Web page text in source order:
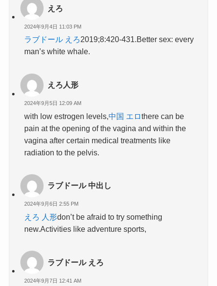
えろ
2024年9月4日 11:03 PM
ラブドール えろ2019;8:420-431.Better sex: every
man’s white whale.
えろ人形
2024年9月5日 12:09 AM
with low estrogen levels,中国 エロthere can be
pain at the opening of the vagina and within the
vagina after certain medical treatments like
radiation to the pelvis.
ラブドール 中出し
2024年9月6日 2:55 PM
えろ 人形don’t be afraid to try something
new.Activities like adventure sports,
ラブドール えろ
2024年9月7日 12:41 AM